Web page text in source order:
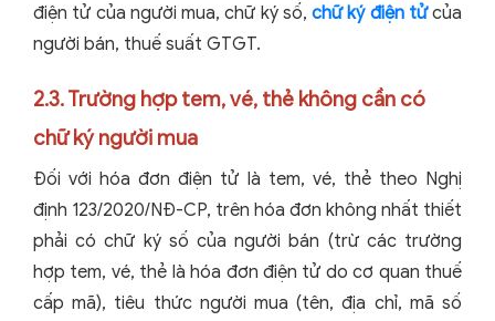
điện tử của người mua, chữ ký số, chữ ký điện tửcủa
người bán, thuế suất GTGT.
2.3. Trường hợp tem, vé, thẻ không cần có
chữ ký người mua
Đối với hóa đơn điện tử là tem, vé, thẻ theo Nghị
định 123/2020/NĐ-CP, trên hóa đơn không nhất thiết
phải có chữ ký số của người bán (trừ các trường
hợp tem, vé, thẻ là hóa đơn điện tử do cơ quan thuế
cấp mã), tiêu thức người mua (tên, địa chỉ, mã số